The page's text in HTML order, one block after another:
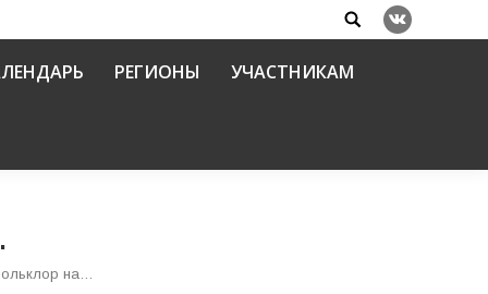
Search:
Вконтакте
РЕГИОНЫ УЧАСТНИКАМ
на…